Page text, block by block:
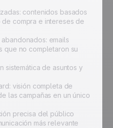
contenidos basados
compra e intereses de
emails
que no completaron su
sistemática de asuntos y
visión completa de
las campañas en un único
precisa del público
más relevante